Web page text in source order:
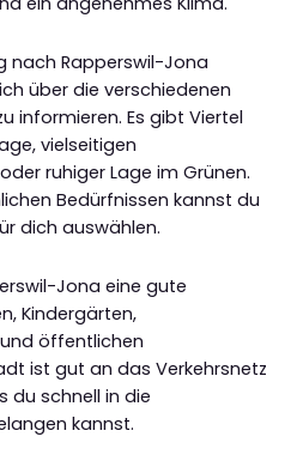
nach Rapperswil-Jona
über die verschiedenen
informieren. Es gibt Viertel
vielseitigen
ruhiger Lage im Grünen.
Bedürfnissen kannst du
dich auswählen.
Jona eine gute
Kindergärten,
öffentlichen
ist gut an das Verkehrsnetz
du schnell in die
kannst.